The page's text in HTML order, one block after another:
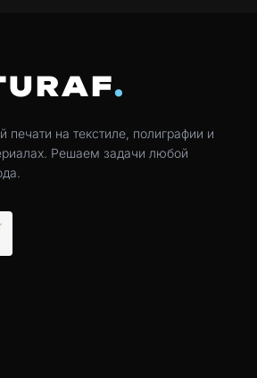
печати на текстиле, полиграфии и
Решаем задачи любой